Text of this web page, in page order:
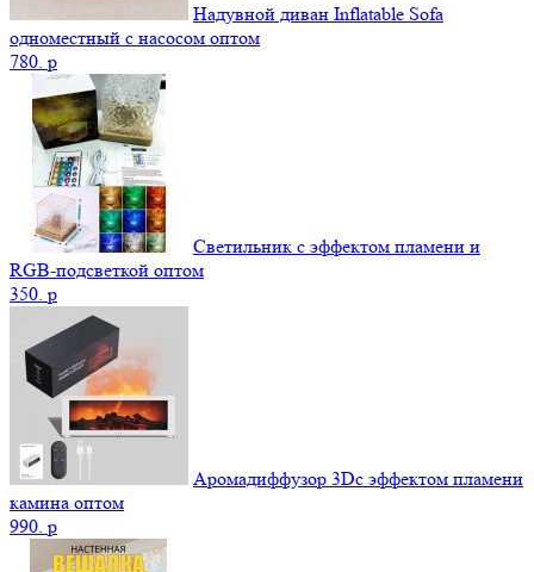
Надувной диван Inflatable Sofa
одноместный с насосом оптом
780. p
Светильник с эффектом пламени и
RGB-подсветкой оптом
350. p
Аромадиффузор 3Dс эффектом пламени
камина оптом
990. p